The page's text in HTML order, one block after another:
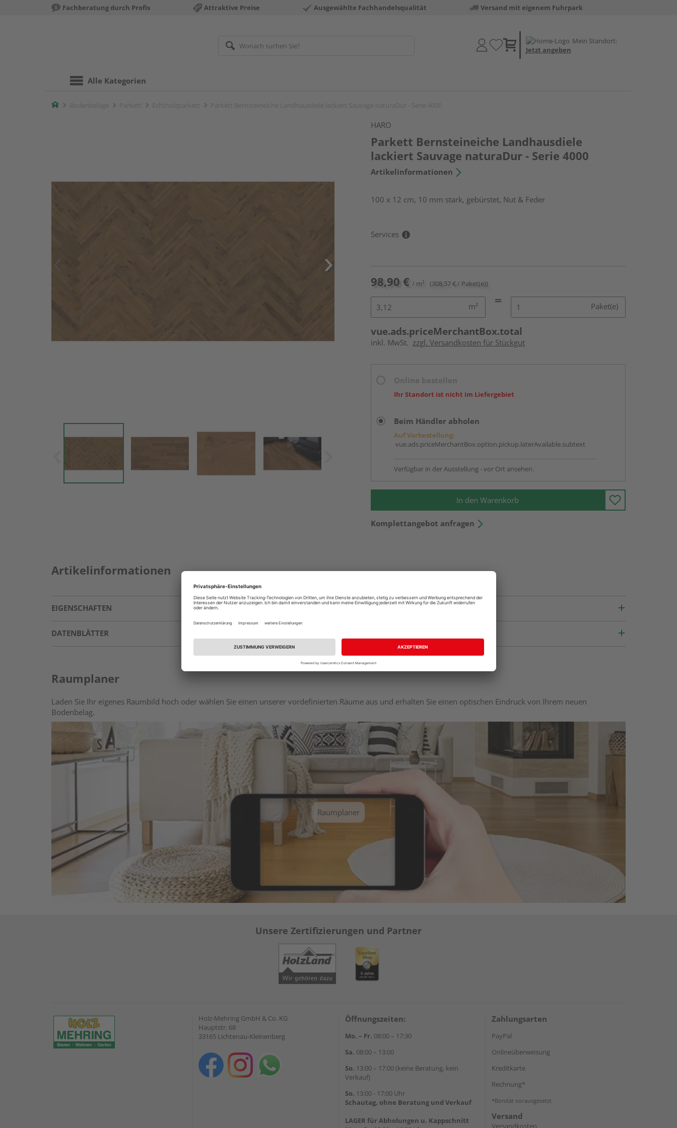
Fachberatung durch Profis Attraktive Preise Ausgewählte Fachhandelsqualität Versand mit eigenem Fuhrpark
Mein Standort:
Jetzt angeben
Alle Kategorien
Home
HARO
Parkett Bernsteineiche Landhausdiele
lackiert Sauvage naturaDur - Serie 4000
Artikelinformationen
100 x 12 cm, 10 mm stark, gebürstet, Nut & Feder
Services
98,90 € / m² (308,57 € / Paket(e))
m² Paket(e)
vue.ads.priceMerchantBox.total
inkl. MwSt. zzgl. Versandkosten für Stückgut
Ihr Standort ist nicht im Liefergebiet
Beim Händler abholen
Auf Vorbestellung:
vue.ads.priceMerchantBox.option.pickup.laterAvailable.subtext
Verfügbar in der Ausstellung - vor Ort ansehen.
In den Warenkorb
Komplettangebot anfragen
Artikelinformationen
EIGENSCHAFTEN
DATENBLÄTTER
Raumplaner
Laden Sie Ihr eigenes Raumbild hoch oder wählen Sie einen unserer vordefinierten Räume aus und erhalten Sie einen optischen Eindruck von Ihrem neuen
Bodenbelag.
Raumplaner
Unsere Zertifizierungen und Partner
Holz-Mehring GmbH & Co. KG
Hauptstr. 68
33165 Lichtenau-Kleinenberg
Öffnungszeiten:
Mo. – Fr. 08:00 – 17:30
Sa. 08:00 – 13:00
So. 13:00 – 17:00 (keine Beratung, kein
Verkauf)
So. 13:00 - 17:00 Uhr
Schautag, ohne Beratung und Verkauf
LAGER für Abholungen u. Kappschnitt
Zahlungsarten
PayPal
Onlineüberweisung
Kreditkarte
Rechnung*
*Bonität vorausgesetzt
Versand
Versandkosten